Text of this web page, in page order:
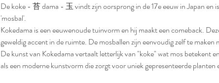
De koke - 苔 dama - 玉 vindt zijn oorsprong in de 17e eeuw in Japan en
'mosbal'.
Kokedama is een eeuwenoude tuinvorm en hij maakt een comeback.
geweldig accent in de ruimte. De mosballen zijn eenvoudig zelf te maken
De kunst van Kokedama vertaalt letterlijk van "koke" wat mos betekent
als een moderne kunstvorm die zorgt voor uniek gepresenteerde planten